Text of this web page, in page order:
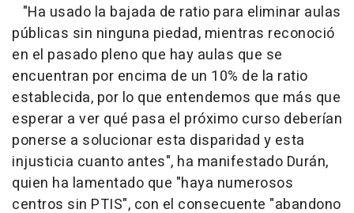
"Ha usado la bajada de ratio para eliminar aulas
públicas sin ninguna piedad, mientras reconoció
en el pasado pleno que hay aulas que se
encuentran por encima de un 10% de la ratio
establecida, por lo que entendemos que más que
esperar a ver qué pasa el próximo curso deberían
ponerse a solucionar esta disparidad y esta
injusticia cuanto antes", ha manifestado Durán,
quien ha lamentado que "haya numerosos
centros sin PTIS", con el consecuente "abandono